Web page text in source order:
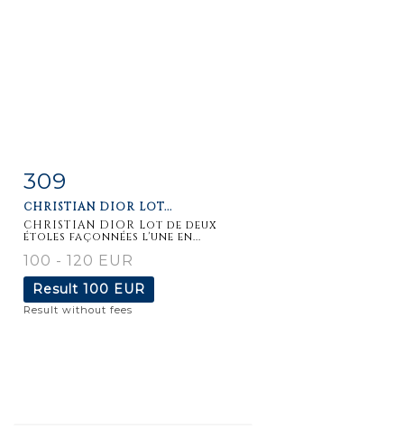
Item detail
309
CHRISTIAN DIOR LOT...
CHRISTIAN DIOR Lot de deux
étoles façonnées l'une en...
100 - 120 EUR
Result 100 EUR
Result without fees